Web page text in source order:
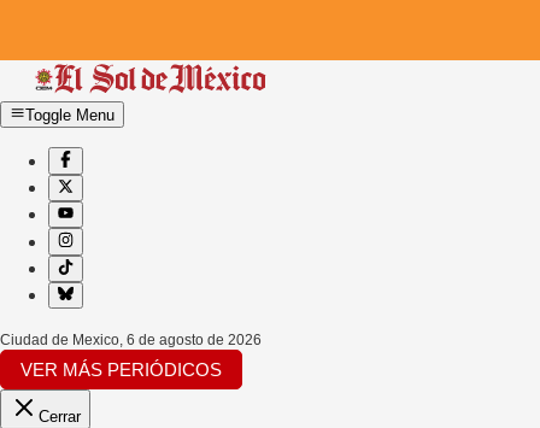
Toggle Menu
Ciudad de Mexico, 6 de agosto de 2026
VER MÁS PERIÓDICOS
Cerrar